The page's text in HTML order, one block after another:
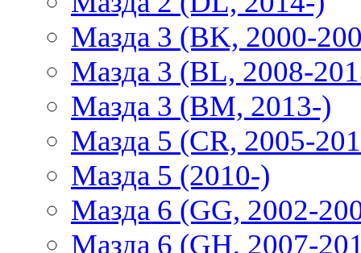
Мазда 3 (BK, 2000-
Мазда 3 (BL, 2008-
Мазда 3 (BM, 2013-)
Мазда 5 (CR, 2005-
Мазда 5 (2010-)
Мазда 6 (GG, 2002-
Мазда 6 (GH, 2007-